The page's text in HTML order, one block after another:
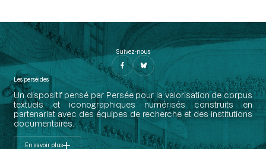
Suivez-nous
Les perséides
Un dispositif pensé par Persée pour la valorisation de corpus
textuels et iconographiques numérisés construits en
partenariat avec des équipes de recherche et des institutions
documentaires.
En savoir plus